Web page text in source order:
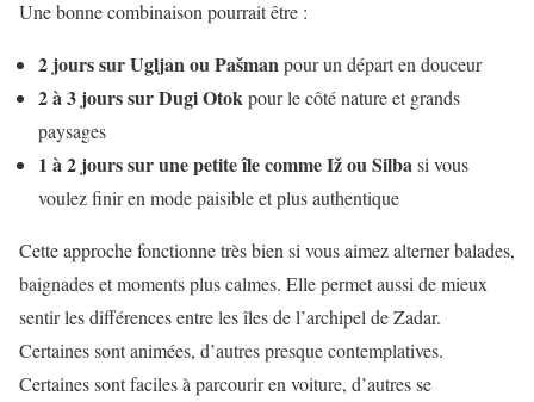
Une bonne combinaison pourrait être :
2 jours sur Ugljan ou Pašmanpour un départ en douceur
2 à 3 jours sur Dugi Otokpour le côté nature et grands
paysages
1 à 2 jours sur une petite île comme Iž ou Silbasi vous
voulez finir en mode paisible et plus authentique
Cette approche fonctionne très bien si vous aimez alterner balades,
baignades et moments plus calmes. Elle permet aussi de mieux
sentir les différences entre les îles de l’archipel de Zadar.
Certaines sont animées, d’autres presque contemplatives.
Certaines sont faciles à parcourir en voiture, d’autres se